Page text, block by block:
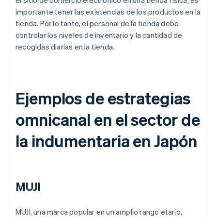
importante tener las existencias de los productos en la
tienda. Por lo tanto, el personal de la tienda debe
controlar los niveles de inventario y la cantidad de
recogidas diarias en la tienda.
Ejemplos de estrategias
omnicanal en el sector de
la indumentaria en Japón
MUJI
MUJI, una marca popular en un amplio rango etario,